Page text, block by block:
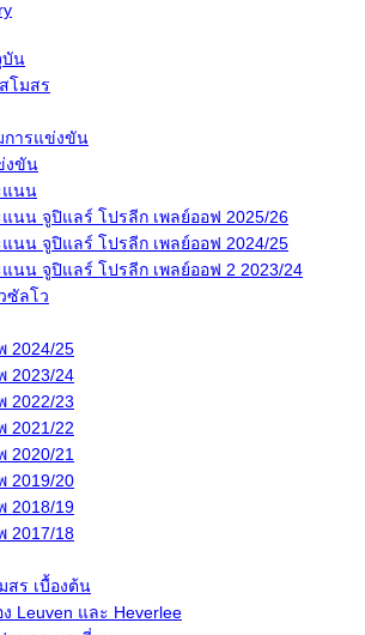
บัน
โมสร
การแข่งขัน
งขัน
แนน
แนน จูปิแลร์ โปรลีก เพลย์ออฟ 2025/26
แนน จูปิแลร์ โปรลีก เพลย์ออฟ 2024/25
แนน จูปิแลร์ โปรลีก เพลย์ออฟ 2 2023/24
ซัลโว
2024/25
2023/24
2022/23
2021/22
2020/21
2019/20
2018/19
2017/18
สร เบื้องต้น
Leuven และ Heverlee